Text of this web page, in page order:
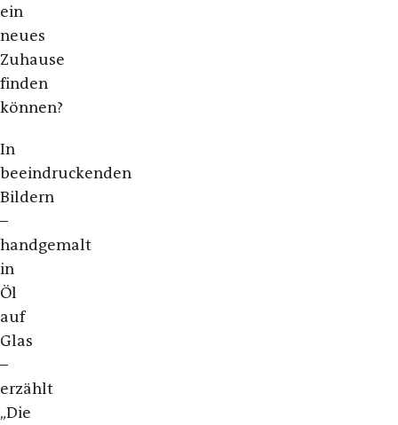
ein
neues
Zuhause
finden
können?
In
beeindruckenden
Bildern
–
handgemalt
in
Öl
auf
Glas
–
erzählt
„Die